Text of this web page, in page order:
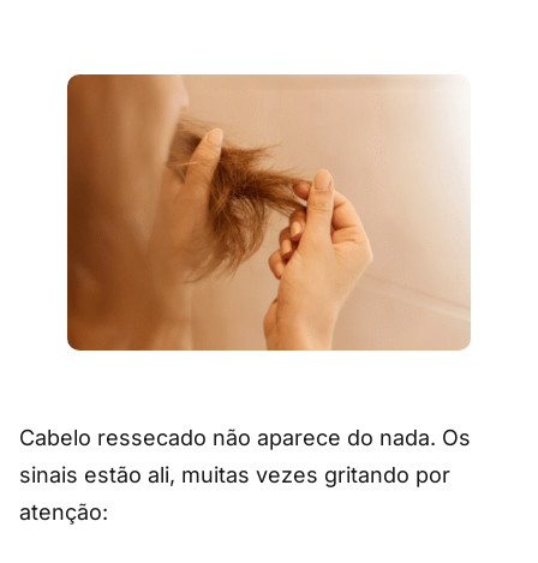
Cabelo ressecado não aparece do nada. Os
sinais estão ali, muitas vezes gritando por
atenção: